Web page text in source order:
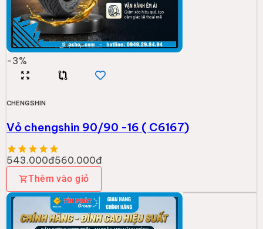
-3%
CHENGSHIN
Vỏ chengshin 90/90 -16 ( C6167)
543.000đ560.000đ
Thêm vào giỏ